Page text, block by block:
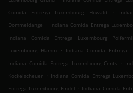
Comida Entrega Luxembourg Howald
.
Dommeldange . Indiana Comida Entrega
Indiana Comida Entrega Luxembourg
Luxembourg Hamm
. Indiana Comida Entrega
Indiana Comida Entrega Luxembourg Cents
.
Kockelscheuer . Indiana Comida Entrega
Entrega Luxembourg Findel . Indiana Comida